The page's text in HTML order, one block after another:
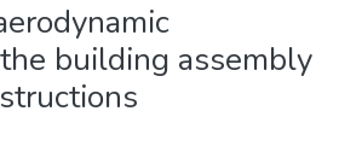
building assembly